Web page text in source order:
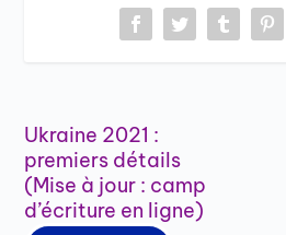
Ukraine 2021 :
premiers détails
(Mise à jour : camp
d’écriture en ligne)